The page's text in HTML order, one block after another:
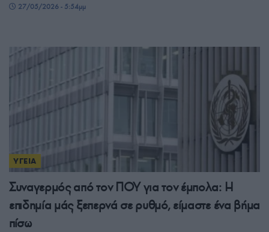
27/05/2026 - 5:54μμ
ΥΓΕΙΑ
Συναγερμός από τον ΠΟΥ για τον έμπολα: Η
επιδημία μάς ξεπερνά σε ρυθμό, είμαστε ένα βήμα
πίσω